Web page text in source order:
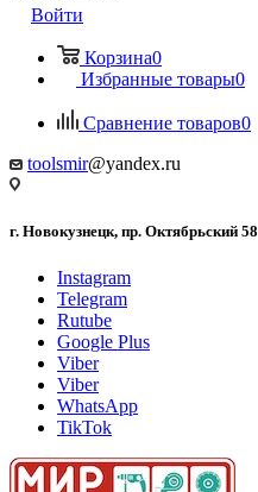
Войти
Корзина0
Избранные товары0
Сравнение товаров0
toolsmir@yandex.ru
г. Новокузнецк, пр. Октябрьский 58
Instagram
Telegram
Rutube
Google Plus
Viber
Viber
WhatsApp
TikTok